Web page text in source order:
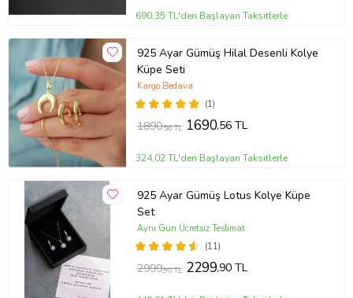
690,35 TL'den Başlayan Taksitlerle
925 Ayar Gümüş Hilal Desenli Kolye
Küpe Seti
(1)
Kargo Bedava
1890,56 TL 1690,56 TL
324,02 TL'den Başlayan Taksitlerle
925 Ayar Gümüş Lotus Kolye Küpe
Set
(11)
Aynı Gün Ücretsiz Teslimat
2999,90 TL 2299,90 TL